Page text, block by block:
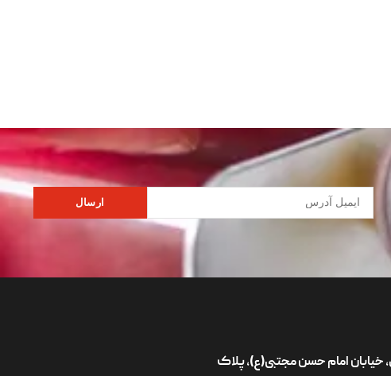
ارسال
خیابان امام حسن مجتبی(ع)، پلاک